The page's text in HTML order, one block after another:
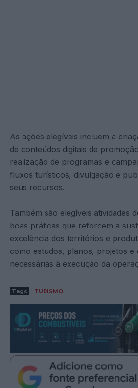
As ações elegíveis incluem a
de conteúdos digitais de
realização de programas e
fluxos turísticos, divulgação e
seus recursos.
Também são elegíveis atividades
boas práticas que reforcem a
excelência dos territórios e
como estudos, planos, projetos e
necessárias à execução da
Tags TURISMO